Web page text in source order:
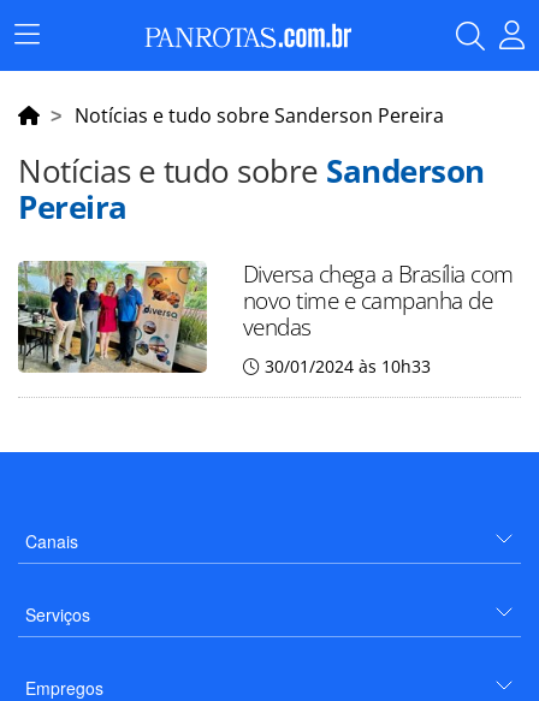
Menu
Principal
Notícias e tudo sobre Sanderson Pereira
Notícias e tudo sobre Sanderson
Pereira
Diversa chega a Brasília com
novo time e campanha de
vendas
30/01/2024 às 10h33
Canais
Serviços
Empregos